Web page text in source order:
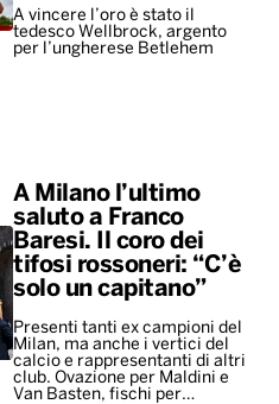
A vincere l’oro è stato il
tedesco Wellbrock, argento
per l’ungherese Betlehem
A Milano l’ultimo
saluto a Franco
Baresi. Il coro dei
tifosi rossoneri: “C’è
solo un capitano”
Presenti tanti ex campioni del
Milan, ma anche i vertici del
calcio e rappresentanti di altri
club. Ovazione per Maldini e
Van Basten, fischi per…